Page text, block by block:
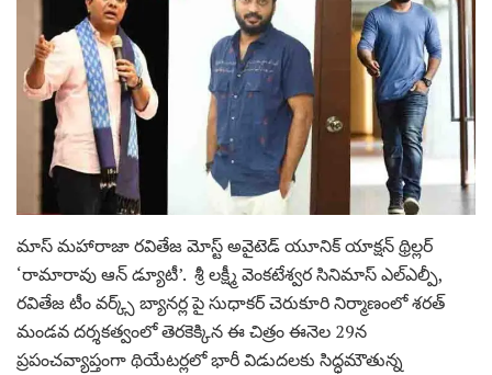
మాస్ మహారాజా రవితేజ మోస్ట్ అవైటెడ్ యూనిక్ యాక్షన్ థ్రిల్లర్
‘రామారావు ఆన్ డ్యూటీ’. శ్రీ లక్ష్మీ వెంకటేశ్వర సినిమాస్ ఎల్ఎల్పీ,
రవితేజ టీం వర్క్స్ బ్యానర్ల పై సుధాకర్ చెరుకూరి నిర్మాణంలో శరత్
మండవ దర్శకత్వంలో తెరకెక్కిన ఈ చిత్రం ఈనెల 29న
ప్రపంచవ్యాప్తంగా థియేటర్లలో భారీ విడుదలకు సిద్ధమౌతున్న